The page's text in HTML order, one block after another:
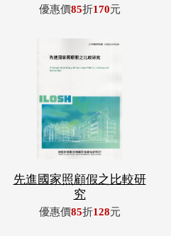
優惠價85折170元
先進國家照顧假之比較研
究
優惠價85折128元